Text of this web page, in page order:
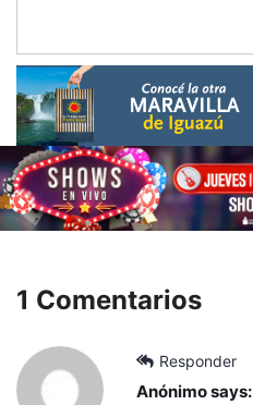
1 Comentarios
Responder
Anónimosays: